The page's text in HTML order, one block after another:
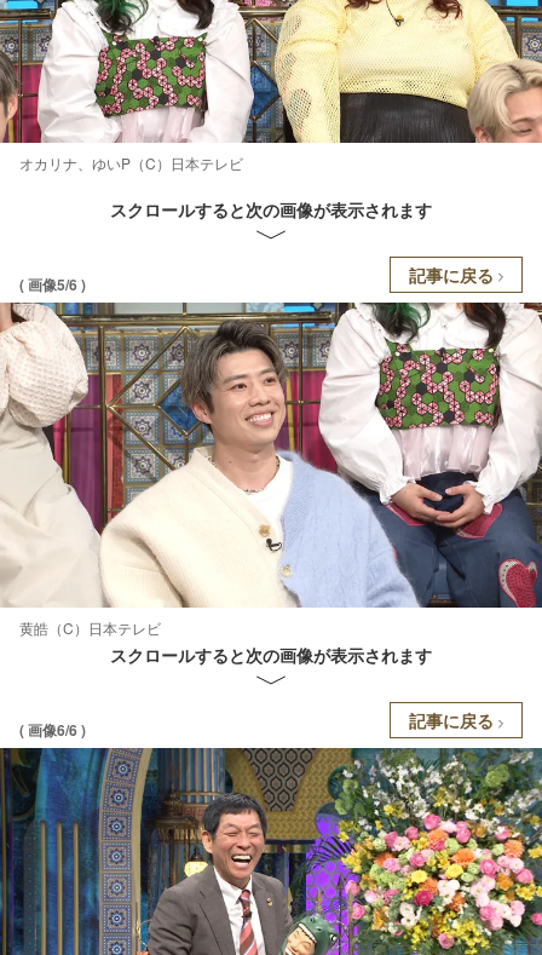
オカリナ、ゆいP（C）日本テレビ
スクロールすると次の画像が表示されます
( 画像5/6 ) 記事に戻る
黄皓（C）日本テレビ
スクロールすると次の画像が表示されます
( 画像6/6 ) 記事に戻る